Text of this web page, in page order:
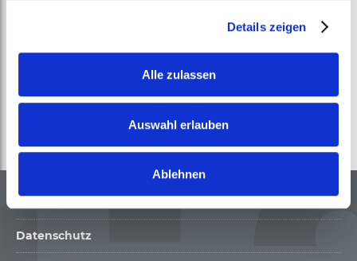
Details zeigen
Alle zulassen
Auswahl erlauben
Ablehnen
als Download bereit.
WASSERSTOFFBEDARFE (UPDATE 2024)
Datenschutz